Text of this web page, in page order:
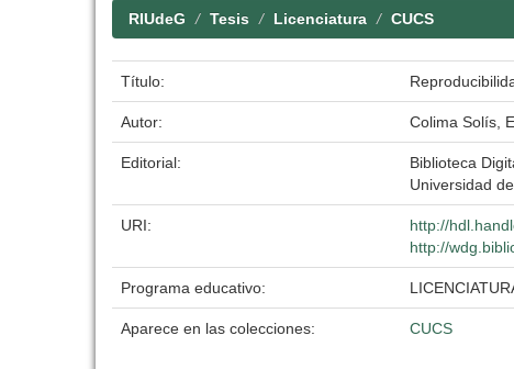
RIUdeG Tesis Licenciatura CUCS
Título:
Autor: Colima Solís,
Editorial:
Biblioteca
Universidad
URI:
http://
http://
Programa educativo:
Aparece en las colecciones: CUCS